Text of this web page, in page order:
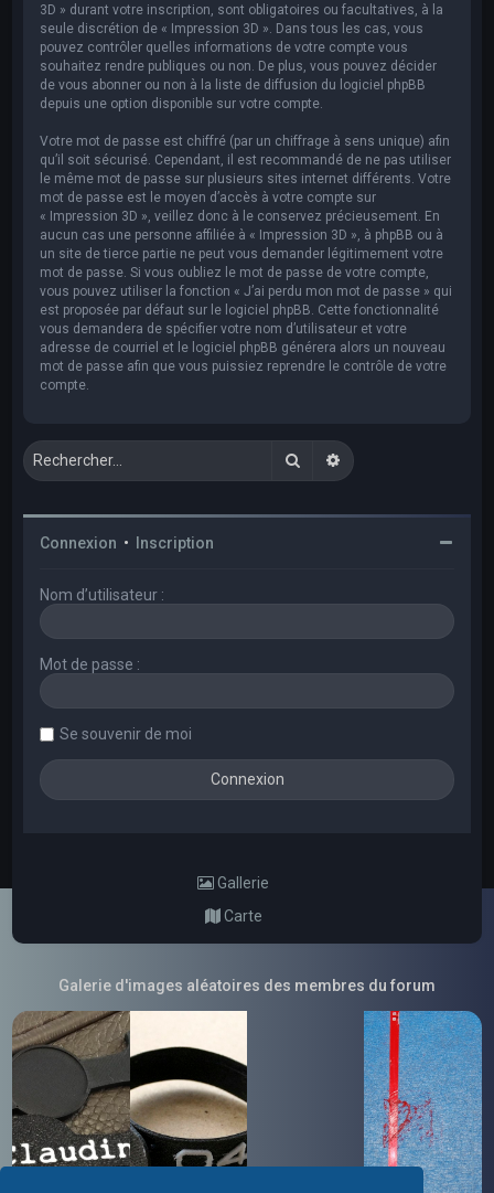
3D » durant votre inscription, sont obligatoires ou facultatives, à la
seule discrétion de « Impression 3D ». Dans tous les cas, vous
pouvez contrôler quelles informations de votre compte vous
souhaitez rendre publiques ou non. De plus, vous pouvez décider
de vous abonner ou non à la liste de diffusion du logiciel phpBB
depuis une option disponible sur votre compte.
Votre mot de passe est chiffré (par un chiffrage à sens unique) afin
qu’il soit sécurisé. Cependant, il est recommandé de ne pas utiliser
le même mot de passe sur plusieurs sites internet différents. Votre
mot de passe est le moyen d’accès à votre compte sur
« Impression 3D », veillez donc à le conservez précieusement. En
aucun cas une personne affiliée à « Impression 3D », à phpBB ou à
un site de tierce partie ne peut vous demander légitimement votre
mot de passe. Si vous oubliez le mot de passe de votre compte,
vous pouvez utiliser la fonction « J’ai perdu mon mot de passe » qui
est proposée par défaut sur le logiciel phpBB. Cette fonctionnalité
vous demandera de spécifier votre nom d’utilisateur et votre
adresse de courriel et le logiciel phpBB générera alors un nouveau
mot de passe afin que vous puissiez reprendre le contrôle de votre
compte.
RechercherRecherche avancée
Connexion • Inscription
Nom d’utilisateur :
Mot de passe :
Se souvenir de moi
Gallerie
Carte
Galerie d'images aléatoires des membres du forum